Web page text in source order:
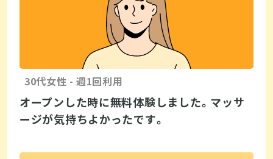
30代女性 - 週1回利用
オープンした時に無料体験しました。マッサ
ージが気持ちよかったです。